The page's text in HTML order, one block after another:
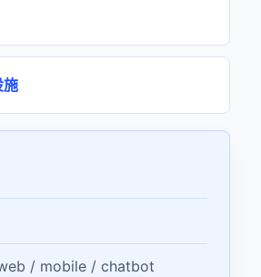
施
/ mobile / chatbot